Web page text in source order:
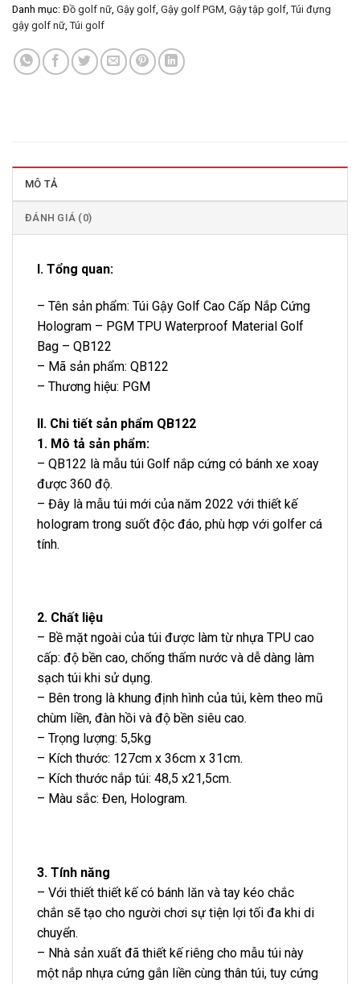
Danh mục: Đồ golf nữ, Gậy golf, Gậy golf PGM, Gậy tập golf, Túi đựng
gậy golf nữ, Túi golf
MÔ TẢ
ĐÁNH GIÁ (0)
I. Tổng quan:
– Tên sản phẩm: Túi Gậy Golf Cao Cấp Nắp Cứng
Hologram – PGM TPU Waterproof Material Golf
Bag – QB122
– Mã sản phẩm: QB122
– Thương hiệu: PGM
II. Chi tiết sản phẩm QB122
1. Mô tả sản phẩm:
– QB122 là mẫu túi Golf nắp cứng có bánh xe xoay
được 360 độ.
– Đây là mẫu túi mới của năm 2022 với thiết kế
hologram trong suốt độc đáo, phù hợp với golfer cá
tính.
2. Chất liệu
– Bề mặt ngoài của túi được làm từ nhựa TPU cao
cấp: độ bền cao, chống thấm nước và dễ dàng làm
sạch túi khi sử dụng.
– Bên trong là khung định hình của túi, kèm theo mũ
chùm liền, đàn hồi và độ bền siêu cao.
– Trọng lượng: 5,5kg
– Kích thước: 127cm x 36cm x 31cm.
– Kích thước nắp túi: 48,5 x21,5cm.
– Màu sắc: Đen, Hologram.
3. Tính năng
– Với thiết thiết kế có bánh lăn và tay kéo chắc
chắn sẽ tạo cho người chơi sự tiện lợi tối đa khi di
chuyển.
– Nhà sản xuất đã thiết kế riêng cho mẫu túi này
một nắp nhựa cứng gắn liền cùng thân túi, tuy cứng